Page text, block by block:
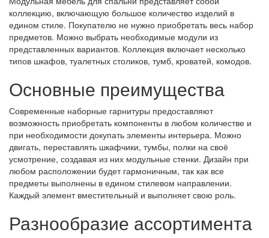
коллекцию, включающую большое количество изделий в
едином стиле. Покупателю не нужно приобретать весь набор
предметов. Можно выбрать необходимые модули из
представленных вариантов. Коллекция включает несколько
типов шкафов, туалетных столиков, тумб, кроватей, комодов.
Основные преимущества
Современные наборные гарнитуры предоставляют
возможность приобретать компоненты в любом количестве и
при необходимости докупать элементы интерьера. Можно
двигать, переставлять шкафчики, тумбы, полки на своё
усмотрение, создавая из них модульные стенки. Дизайн при
любом расположении будет гармоничным, так как все
предметы выполнены в едином стилевом направлении.
Каждый элемент вместительный и выполняет свою роль.
Разнообразие ассортимента